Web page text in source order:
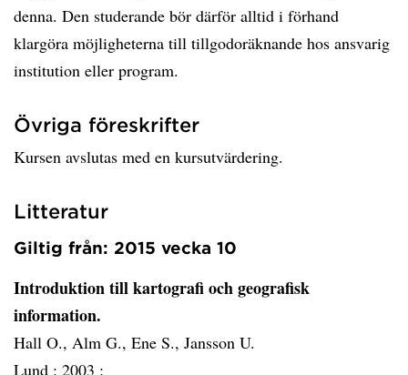
denna. Den studerande bör därför alltid i förhand
klargöra möjligheterna till tillgodoräknande hos ansvarig
institution eller program.
Övriga föreskrifter
Kursen avslutas med en kursutvärdering.
Litteratur
Giltig från: 2015 vecka 10
Introduktion till kartografi och geografisk
information.
Hall O., Alm G., Ene S., Jansson U.
Lund : 2003 :